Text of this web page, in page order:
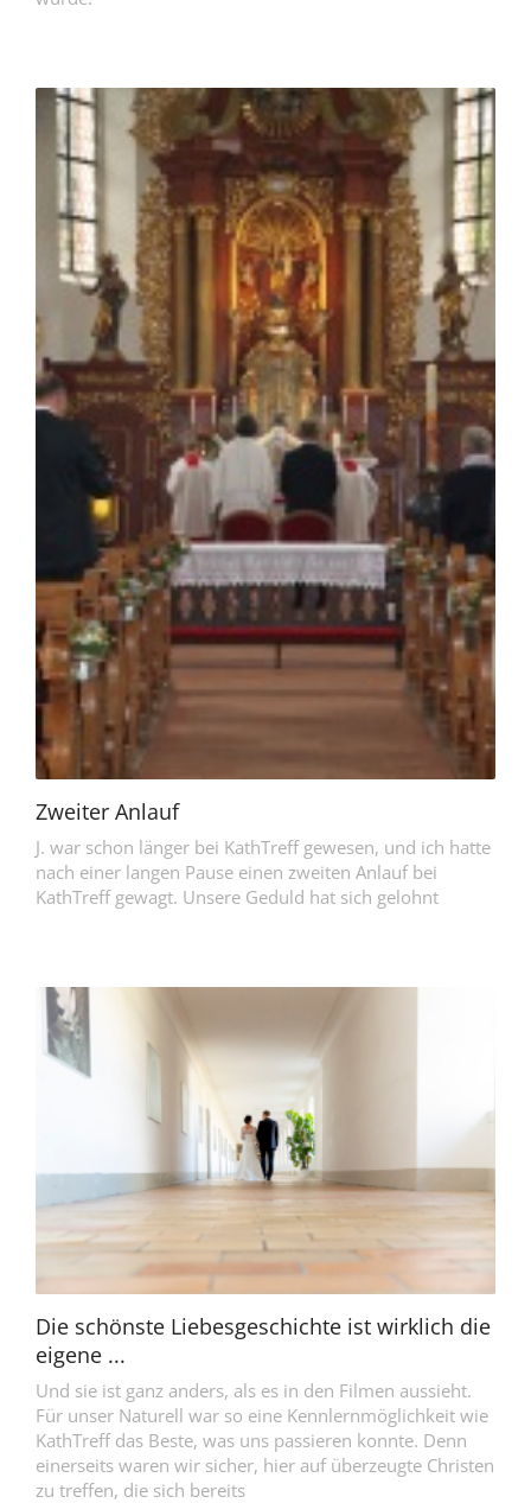
Zweiter Anlauf
J. war schon länger bei KathTreff gewesen, und ich hatte
nach einer langen Pause einen zweiten Anlauf bei
KathTreff gewagt. Unsere Geduld hat sich gelohnt
Die schönste Liebesgeschichte ist wirklich die
eigene ...
Und sie ist ganz anders, als es in den Filmen aussieht.
Für unser Naturell war so eine Kennlernmöglichkeit wie
KathTreff das Beste, was uns passieren konnte. Denn
einerseits waren wir sicher, hier auf überzeugte Christen
zu treffen, die sich bereits